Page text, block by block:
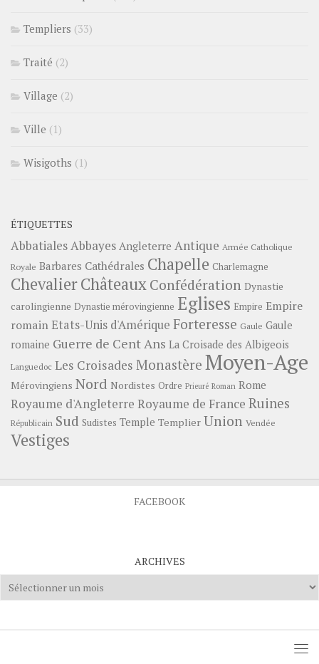
Templiers (33)
Traité (2)
Village (2)
Ville (1)
Wisigoths (1)
ÉTIQUETTES
Abbatiales Abbayes Angleterre Antique Armée Catholique
Royale Barbares Cathédrales Chapelle Charlemagne
ChevalierChâteauxConfédération Dynastie
carolingienne Dynastie mérovingienne Eglises Empire Empire
romainEtats-Unis d'Amérique Forteresse Gaule Gaule
romaine Guerre de Cent Ans La Croisade des Albigeois
Languedoc Les Croisades Monastère Moyen-Age
Mérovingiens Nord Nordistes Ordre Prieuré Roman Rome
Royaume d'Angleterre Royaume de France Ruines
Républicain Sud Sudistes Temple Templier Union Vendée
Vestiges
FACEBOOK
ARCHIVES
Archives